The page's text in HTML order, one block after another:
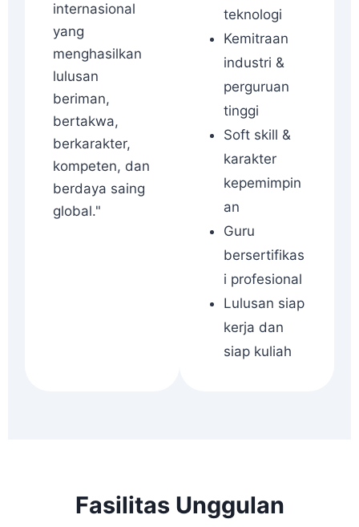
internasional
yang
menghasilkan
lulusan
beriman,
bertakwa,
berkarakter,
kompeten, dan
berdaya saing
global."
teknologi
Kemitraan
industri &
perguruan
tinggi
Soft skill &
karakter
kepemimpin
an
Guru
bersertifikas
i profesional
Lulusan siap
kerja dan
siap kuliah
Fasilitas Unggulan